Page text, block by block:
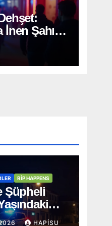
İnen Şahıs
RİP HAPPENS
Şüpheli
Evinde
HAPISU